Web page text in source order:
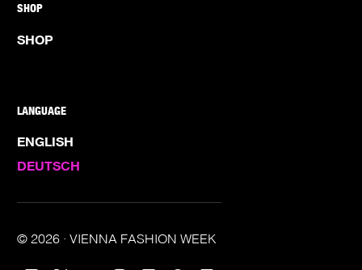
SHOP
SHOP
LANGUAGE
ENGLISH
DEUTSCH
© 2026 · VIENNA FASHION WEEK